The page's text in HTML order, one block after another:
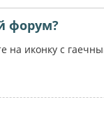
форум?
иконку с